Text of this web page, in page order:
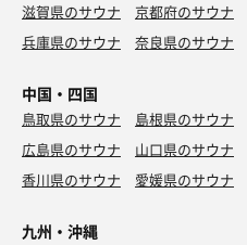
滋賀県のサウナ 京都府のサウナ
兵庫県のサウナ
奈良県のサウナ
中国・四国
鳥取県のサウナ 島根県のサウナ
広島県のサウナ
山口県のサウナ
香川県のサウナ
愛媛県のサウナ
九州・沖縄